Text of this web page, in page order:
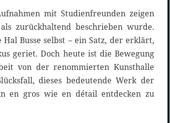
mit Studienfreunden zeigen
zurückhaltend beschrieben wurde.
Busse selbst – ein Satz, der erklärt,
geriet. Doch heute ist die Bewegung
von der renommierten Kunsthalle
dieses bedeutende Werk der
en gros wie en détail entdecken zu